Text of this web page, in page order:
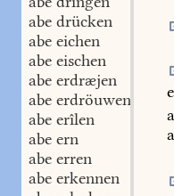
abe drücken
abe eichen
abe eischen
abe erdræjen
abe erdröuwen
abe erîlen
abe ern
abe erren
abe erkennen